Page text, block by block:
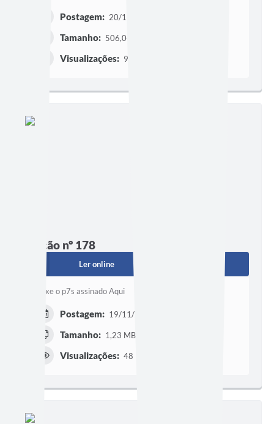
Postagem: 20/11/2012 às 13h25
Tamanho: 506,04 KB
Visualizações: 93
Edição nº 178
Ler online
Baixe o p7s assinado Aqui
Postagem: 19/11/2012 às 19h56
Tamanho: 1,23 MB
Visualizações: 48